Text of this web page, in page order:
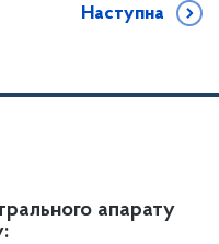
Наступна
апарату